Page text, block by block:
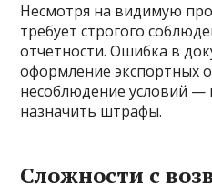
Несмотря на видимую
требует строгого
отчетности. Ошибка в
оформление экспортных
несоблюдение условий —
назначить штрафы.
Сложности с